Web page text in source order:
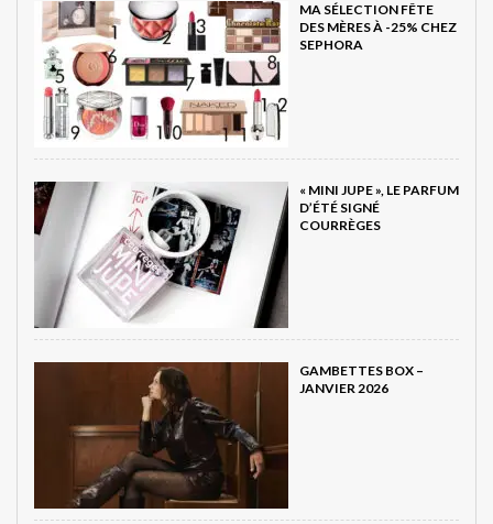
MA SÉLECTION FÊTE
DES MÈRES À -25% CHEZ
SEPHORA
« MINI JUPE », LE PARFUM
D’ÉTÉ SIGNÉ
COURRÈGES
GAMBETTES BOX –
JANVIER 2026